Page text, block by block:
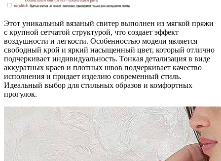
Этот уникальный вязаный свитер выполнен из мягкой пряжи
с крупной сетчатой структурой, что создает эффект
воздушности и легкости. Особенностью модели является
свободный крой и яркий насыщенный цвет, который отлично
подчеркивает индивидуальность. Тонкая детализация в виде
аккуратных краев и плотных швов подчеркивает качество
исполнения и придает изделию современный стиль.
Идеальный выбор для стильных образов и комфортных
прогулок.